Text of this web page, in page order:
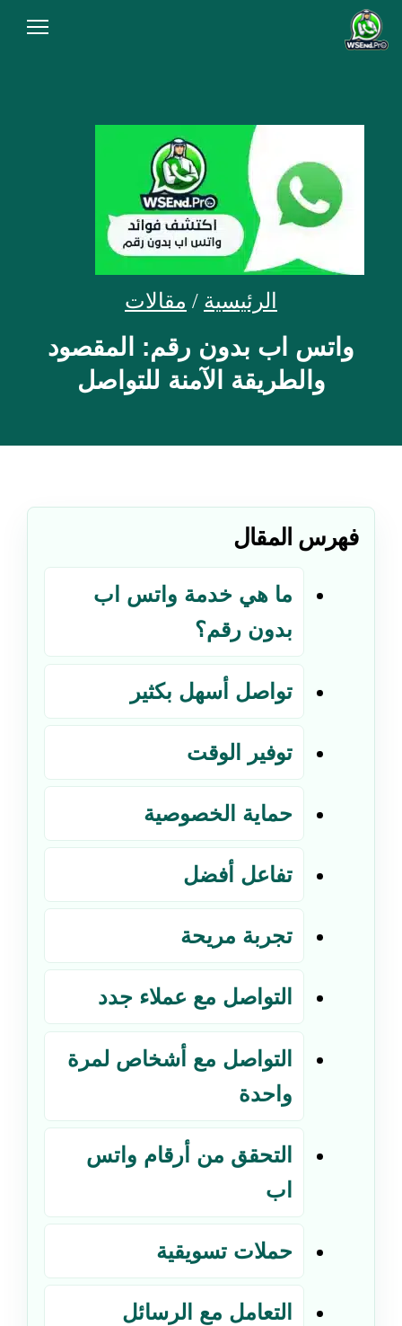
الرئيسية
سياسة الخصوصية
شروط الاستخدام
الاسئلة الشائعة
أنشئ رابط الآنالرئيسية / مقالات
واتس اب بدون رقم: المقصود
والطريقة الآمنة للتواصل
فهرس المقال
ما هي خدمة واتس اب
بدون رقم؟
تواصل أسهل بكثير
توفير الوقت
حماية الخصوصية
تفاعل أفضل
تجربة مريحة
التواصل مع عملاء جدد
التواصل مع أشخاص لمرة
واحدة
التحقق من أرقام واتس
اب
حملات تسويقية
التعامل مع الرسائل